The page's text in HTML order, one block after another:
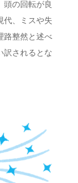
頭の回転が良
代、ミスや失
路整然と述べ
訳されるとな